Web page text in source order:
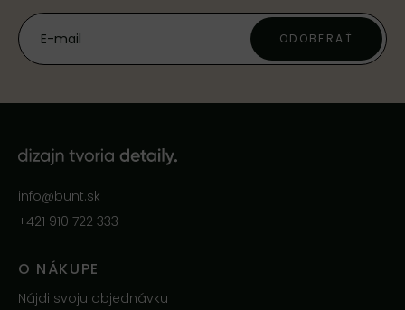
ODOBERAŤ
info@bunt.sk
+421 910 722 333
O NÁKUPE
Nájdi svoju objednávku